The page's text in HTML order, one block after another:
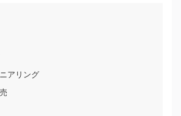
アリング